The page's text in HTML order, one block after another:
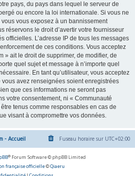
pays, du pays dans lequel le serveur de
ou encore la loi internationale. Si vous ne
vous exposez à un bannissement
réservons le droit d’avertir votre fournisseur
officielles. L’adresse IP de tous les messages
de ces conditions. Vous acceptez
» ait le droit de supprimer, de modifier, de
quel sujet et message à n’importe quel
En tant qu’utilisateur, vous acceptez
avez renseignées soient enregistrées
que ces informations ne seront pas
votre consentement, ni « Communauté
tenus comme responsables en cas de
visant à compromettre vos données.
- Accueil Fuseau horaire sur UTC+02:00
® Forum Software © phpBB Limited
française officielle©Qiaeru